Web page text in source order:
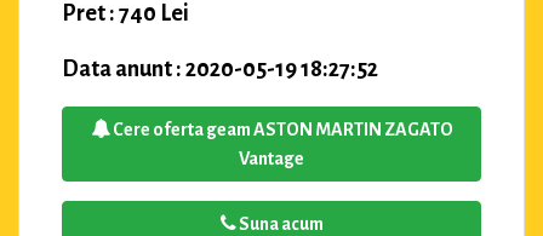
Pret : 740 Lei
Data anunt : 2020-05-19 18:27:52
Cere oferta geam ASTON MARTIN ZAGATO
Vantage
Suna acum